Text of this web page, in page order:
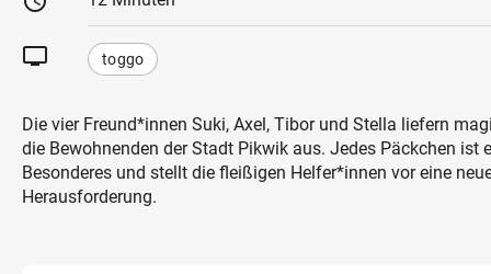
tv toggo
Die vier Freund*innen Suki, Axel, Tibor und Stella liefern
die Bewohnenden der Stadt Pikwik aus. Jedes Päckchen ist
Besonderes und stellt die fleißigen Helfer*innen vor eine
Herausforderung.